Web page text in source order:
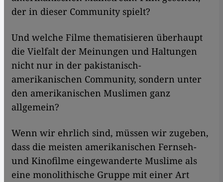
der in dieser Community spielt?
Und welche Filme thematisieren überhaupt
die Vielfalt der Meinungen und Haltungen
nicht nur in der pakistanisch-
amerikanischen Community, sondern unter
den amerikanischen Muslimen ganz
allgemein?
Wenn wir ehrlich sind, müssen wir zugeben,
dass die meisten amerikanischen Fernseh-
und Kinofilme eingewanderte Muslime als
eine monolithische Gruppe mit einer Art